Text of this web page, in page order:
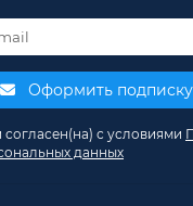
Оформить подписку
с условиями
данных